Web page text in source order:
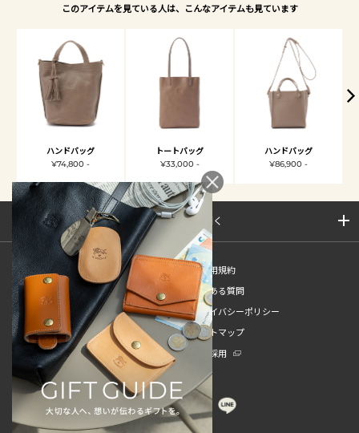
このアイテムを見ている人は、こんなアイテムも見ています
ハンドバッグ
¥74,800 -
トートバッグ
¥33,000 -
ハンドバッグ
¥86,900 -
サイトマップを開く
新規会員登録
ご利用規約
ご利用ガイド
よくある質問
特定商取引法
プライバシーポリシー
お問い合わせ
サイトマップ
販売スタッフ中途採用
新卒採用